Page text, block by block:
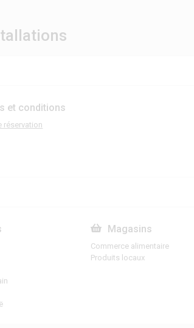
et conditions
réservation
Magasins
Commerce alimentaire
Produits locaux